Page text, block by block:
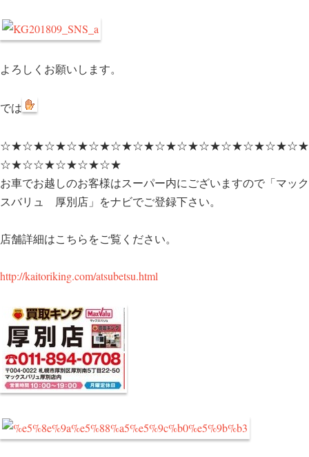
よろしくお願いします。
では
☆★☆★☆★☆★☆★☆★☆★☆★☆★☆★☆★☆★☆★☆★
☆★☆☆★☆★☆★☆★
お車でお越しのお客様はスーパー内にございますので「マック
スバリュ 厚別店」をナビでご登録下さい。
店舗詳細はこちらをご覧ください。
http://kaitoriking.com/atsubetsu.html